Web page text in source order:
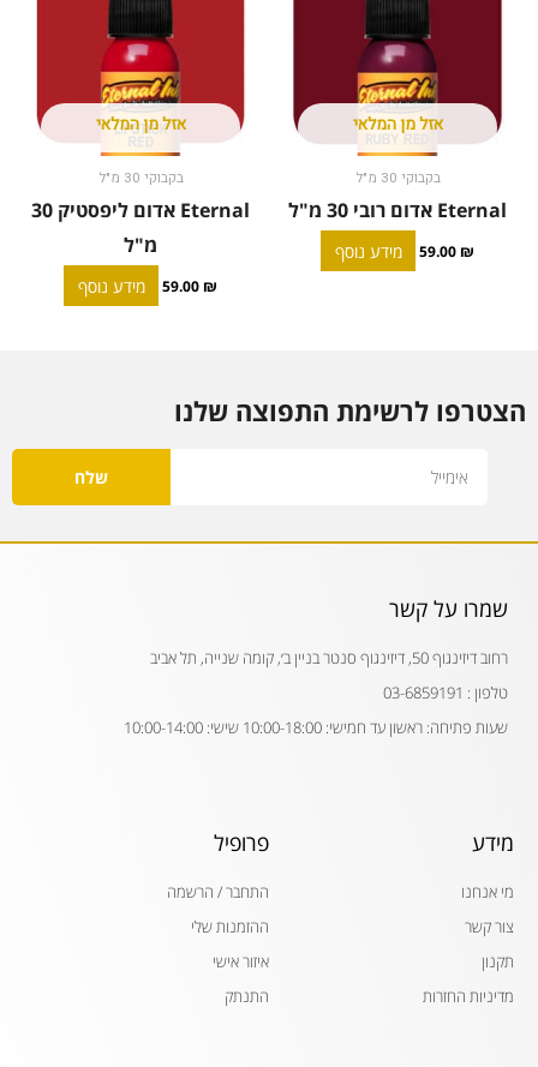
אזל מן המלאי
בקבוקי 30 מ"ל
Eternal אדום רובי 30 מ"ל
59.00 ₪ מידע נוסף
אזל מן המלאי
בקבוקי 30 מ"ל
Eternal אדום ליפסטיק 30
מ"ל
59.00 ₪ מידע נוסף
הצטרפו לרשימת התפוצה שלנו
שלח
שמרו על קשר
רחוב דיזינגוף 50, דיזינגוף סנטר בניין ב׳, קומה שנייה, תל אביב
טלפון : 03-6859191
שעות פתיחה: ראשון עד חמישי: 10:00-18:00 שישי: 10:00-14:00
מידע
מי אנחנו
צור קשר
תקנון
מדיניות החזרות
פרופיל
התחבר / הרשמה
ההזמנות שלי
איזור אישי
התנתק